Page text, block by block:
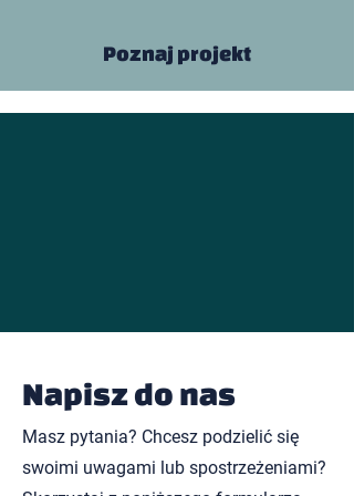
Poznaj projekt
Napisz do nas
Masz pytania? Chcesz podzielić się
swoimi uwagami lub spostrzeżeniami?